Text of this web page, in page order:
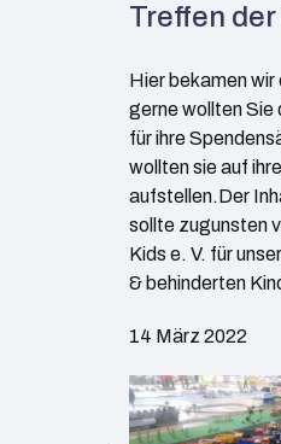
Treffen
Hier bekamen wir
gerne wollten Sie
für ihre
wollten sie auf
aufstellen.Der
sollte zugunsten
Kids e. V. für
& behinderten
14 März 2022